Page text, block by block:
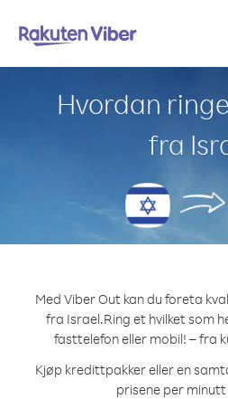
Hvordan
fra
Med Viber Out kan du foreta
fra Israel.Ring et hvilket som
fasttelefon eller mobil! – fra
Kjøp kredittpakker eller en
prisene per